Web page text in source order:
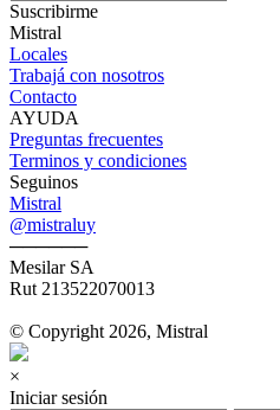
Suscribirme
Mistral
Locales
Trabajá con nosotros
Contacto
AYUDA
Preguntas frecuentes
Terminos y condiciones
Seguinos
Mistral
@mistraluy
──────
Mesilar SA
Rut 213522070013
© Copyright 2026, Mistral
×
Iniciar sesión